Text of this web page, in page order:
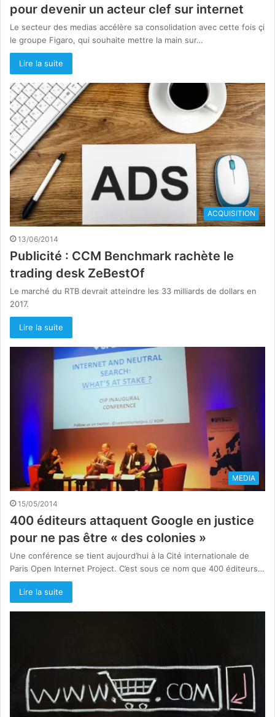
pour devenir un acteur clef sur internet
Le secteur des medias accélère sa consolidation avec cette fois çi
le groupe Figaro, qui souhaite mettre la main sur…
Lire la suite
ACQUISITION
13/06/2014
Publicité : CCM Benchmark rachète le
trading desk ZeBestOf
Le marché du RTB devrait atteindre les 33 milliards de dollars en
2017.
Lire la suite
MEDIA
15/05/2014
400 éditeurs attaquent Google en justice
pour ne pas être « des colonies »
Une conférence se tient aujourd’hui à la Cité internationale de
Paris Open Internet Project. C’est sous ce nom que 400 éditeurs…
Lire la suite